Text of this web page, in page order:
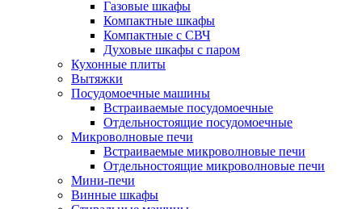
Газовые шкафы
Компактные шкафы
Компактные с СВЧ
Духовые шкафы с паром
Кухонные плиты
Вытяжки
Посудомоечные машины
Встраиваемые посудомоечные
Отдельностоящие посудомоечные
Микроволновые печи
Встраиваемые микроволновые печи
Отдельностоящие микроволновые печи
Мини-печи
Винные шкафы